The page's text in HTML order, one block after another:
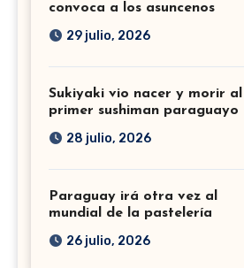
convoca a los asuncenos
29 julio, 2026
Sukiyaki vio nacer y morir al
primer sushiman paraguayo
28 julio, 2026
Paraguay irá otra vez al
mundial de la pastelería
26 julio, 2026